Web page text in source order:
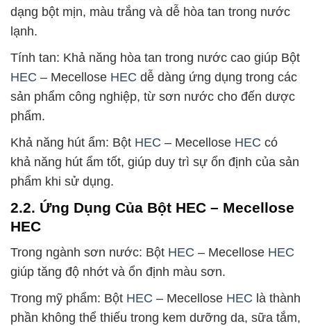
dạng bột mịn, màu trắng và dễ hòa tan trong nước
lạnh.
Tính tan: Khả năng hòa tan trong nước cao giúp Bột
HEC – Mecellose HEC dễ dàng ứng dụng trong các
sản phẩm công nghiệp, từ sơn nước cho đến dược
phẩm.
Khả năng hút ẩm: Bột HEC – Mecellose HEC có
khả năng hút ẩm tốt, giúp duy trì sự ổn định của sản
phẩm khi sử dụng.
2.2. Ứng Dụng Của Bột HEC – Mecellose
HEC
Trong ngành sơn nước: Bột HEC – Mecellose HEC
giúp tăng độ nhớt và ổn định màu sơn.
Trong mỹ phẩm: Bột HEC – Mecellose HEC là thành
phần không thể thiếu trong kem dưỡng da, sữa tắm,